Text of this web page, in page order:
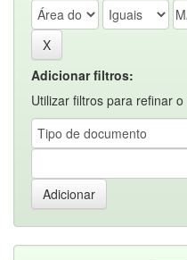
Adicionar filtros:
Utilizar filtros para refinar